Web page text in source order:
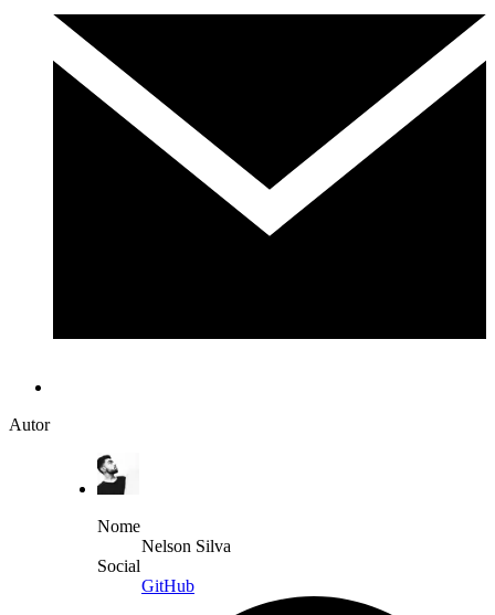
Autor
Nome
Nelson Silva
Social
GitHub